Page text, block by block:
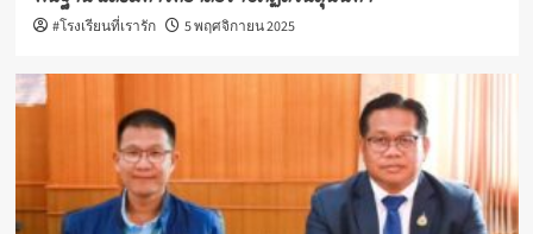
#โรงเรียนที่เรารัก 5 พฤศจิกายน 2025